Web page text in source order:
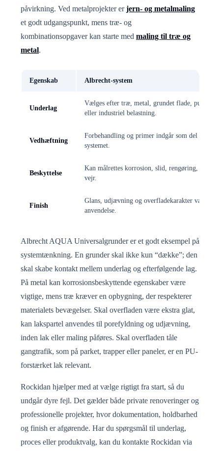
påvirkning. Ved metalprojekter erjern- og metalmaling
et godt udgangspunkt, mens træ- og
kombinationsopgaver kan starte med maling til træ og
metal.
Egenskab Albrecht-system
Underlag
Vælges efter træ, metal, grundet flade, puds, lak
eller industriel belastning.
Vedhæftning
Forbehandling og primer indgår som del af
systemet.
Beskyttelse
Kan målrettes korrosion, slid, rengøring, slag og
vejr.
Finish
Glans, udjævning og overfladekarakter vælges
anvendelse.
Albrecht AQUA Universalgrunder er et godt eksempel på
systemtænkning. En grunder skal ikke kun “dække”; den
skal skabe kontakt mellem underlag og efterfølgende lag.
På metal kan korrosionsbeskyttende egenskaber være
vigtige, mens træ kræver en opbygning, der respekterer
materialets bevægelser. Skal overfladen være ekstra glat,
kan lakspartel anvendes til porefyldning og udjævning,
inden lak eller maling påføres. Skal overfladen tåle
gangtrafik, som på parket, trapper eller paneler, er en PU-
forstærket lak relevant.
Rockidan hjælper med at vælge rigtigt fra start, så du
undgår dyre fejl. Det gælder både private renoveringer og
professionelle projekter, hvor dokumentation, holdbarhed
og finish er afgørende. Har du spørgsmål til underlag,
proces eller produktvalg, kan du kontakte Rockidan via